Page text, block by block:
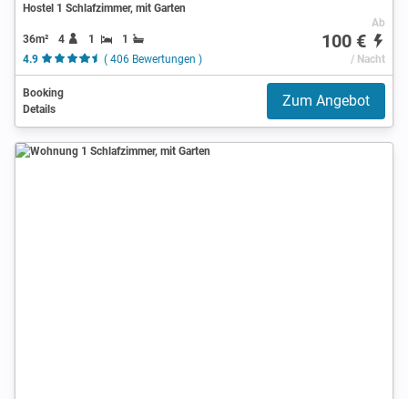
Hostel 1 Schlafzimmer, mit Garten
36m² 4 1
1
4.9
( 406 Bewertungen )
Ab
100 €
/ Nacht
Booking
Details
Zum Angebot